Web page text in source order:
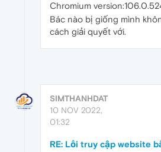
Chromium
Bác nào bị giống mình
cách giải quyết với.
SIMTHANHDAT
10 NOV 2022,
01:32
RE: Lỗi truy cập website